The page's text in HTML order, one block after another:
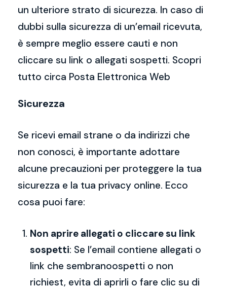
un ulteriore strato di sicurezza. In caso di
dubbi sulla sicurezza di un’email ricevuta,
è sempre meglio essere cauti e non
cliccare su link o allegati sospetti. Scopri
tutto circa Posta Elettronica Web
Sicurezza
Se ricevi email strane o da indirizzi che
non conosci, è importante adottare
alcune precauzioni per proteggere la tua
sicurezza e la tua privacy online. Ecco
cosa puoi fare:
Non aprire allegati o cliccare su link
sospetti: Se l’email contiene allegati o
link che sembranoospetti o non
richiest, evita di aprirli o fare clic su di